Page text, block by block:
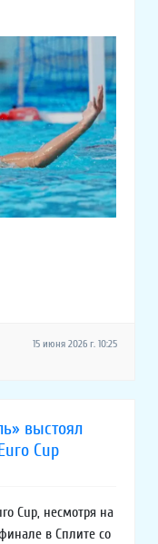
15 июня 2026 г. 10:25
выстоял
Cup
Cup, несмотря на
в Сплите со